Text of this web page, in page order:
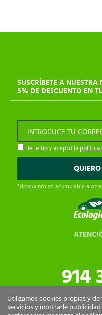
SUSCRÍBETE A NUESTRA
5% DE DESCUENTO EN
INTRODUCE TU
He leído y acepto la política
*descuento no acumulable a
914
Utilizamos cookies propias y
servicios y mostrarle